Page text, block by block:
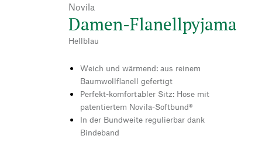
Novila
Damen-Flanellpyjama
Hellblau
Weich und wärmend: aus reinem
Baumwollflanell gefertigt
Perfekt-komfortabler Sitz: Hose mit
patentiertem Novila-Softbund®
In der Bundweite regulierbar dank
Bindeband